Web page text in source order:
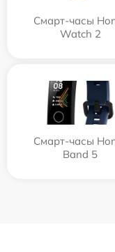
Смарт-часы
Watch 2
Смарт-часы
Band 5